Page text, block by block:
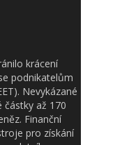
krácení
podnikatelům
Nevykázané
částky až 170
Finanční
pro získání